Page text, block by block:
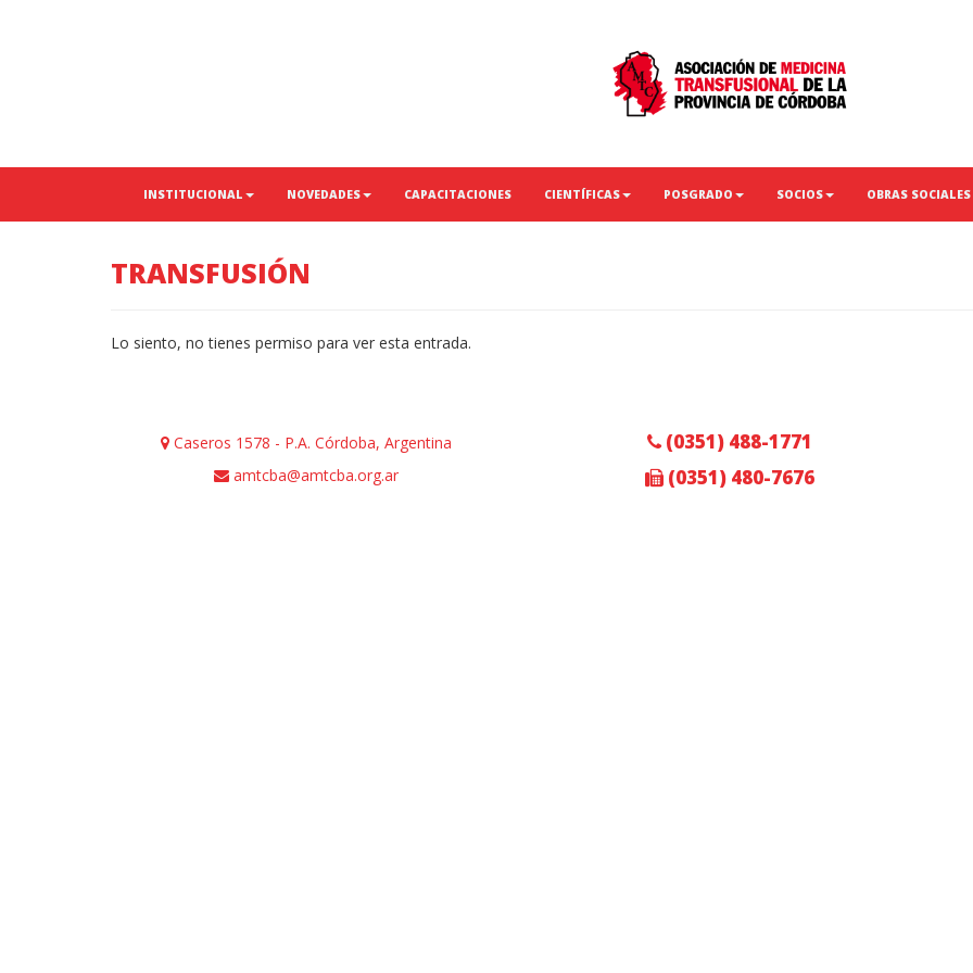
INSTITUCIONAL NOVEDADES CAPACITACIONES CIENTÍFICAS POSGRADO SOCIOS OBRAS SOCIALES
TRANSFUSIÓN
Lo siento, no tienes permiso para ver esta entrada.
Caseros 1578 - P.A. Córdoba, Argentina
amtcba@amtcba.org.ar
(0351) 488-1771
(0351) 480-7676